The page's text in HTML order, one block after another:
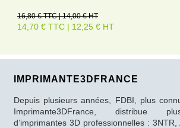
16,80 € TTC | 14,00 € HT
14,70 € TTC | 12,25 € HT
IMPRIMANTE3DFRANCE
Depuis plusieurs années, FDBI, plus
Imprimante3DFrance, distribue
d’imprimantes 3D professionnelles : 3NTR,